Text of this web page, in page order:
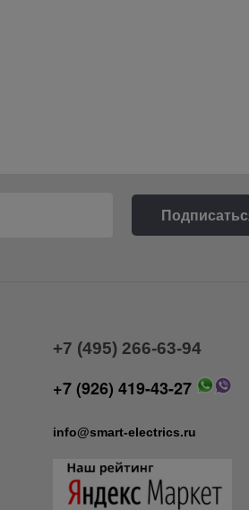
+7 (495) 266-63-94
+7 (926) 419-43-27
info@smart-electrics.ru